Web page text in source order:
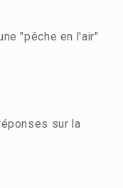
"pêche en l'air"
sur la